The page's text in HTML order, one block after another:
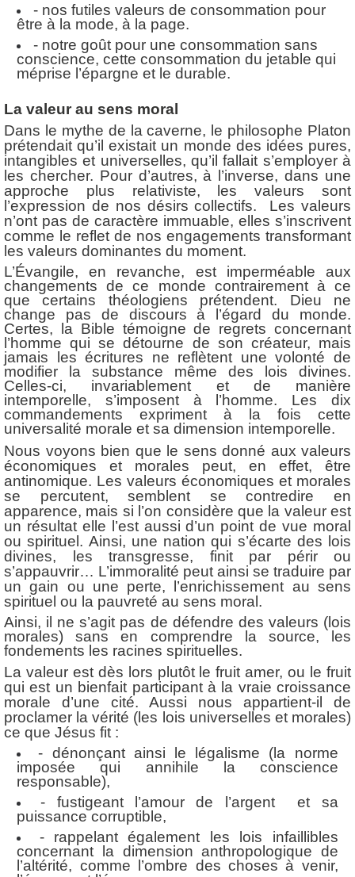
- nos futiles valeurs de consommation pour
être à la mode, à la page.
- notre goût pour une consommation sans
conscience, cette consommation du jetable qui
méprise l’épargne et le durable.
La valeur au sens moral
Dans le mythe de la caverne, le philosophe Platon
prétendait qu’il existait un monde des idées pures,
intangibles et universelles, qu’il fallait s’employer à
les chercher. Pour d’autres, à l’inverse, dans une
approche plus relativiste, les valeurs sont
l’expression de nos désirs collectifs. Les valeurs
n’ont pas de caractère immuable, elles s’inscrivent
comme le reflet de nos engagements transformant
les valeurs dominantes du moment.
L’Évangile, en revanche, est imperméable aux
changements de ce monde contrairement à ce
que certains théologiens prétendent. Dieu ne
change pas de discours à l’égard du monde.
Certes, la Bible témoigne de regrets concernant
l’homme qui se détourne de son créateur, mais
jamais les écritures ne reflètent une volonté de
modifier la substance même des lois divines.
Celles-ci, invariablement et de manière
intemporelle, s’imposent à l’homme. Les dix
commandements expriment à la fois cette
universalité morale et sa dimension intemporelle.
Nous voyons bien que le sens donné aux valeurs
économiques et morales peut, en effet, être
antinomique. Les valeurs économiques et morales
se percutent, semblent se contredire en
apparence, mais si l’on considère que la valeur est
un résultat elle l’est aussi d’un point de vue moral
ou spirituel. Ainsi, une nation qui s’écarte des lois
divines, les transgresse, finit par périr ou
s’appauvrir… L’immoralité peut ainsi se traduire par
un gain ou une perte, l’enrichissement au sens
spirituel ou la pauvreté au sens moral.
Ainsi, il ne s’agit pas de défendre des valeurs (lois
morales) sans en comprendre la source, les
fondements les racines spirituelles.
La valeur est dès lors plutôt le fruit amer, ou le fruit
qui est un bienfait participant à la vraie croissance
morale d’une cité. Aussi nous appartient-il de
proclamer la vérité (les lois universelles et morales)
ce que Jésus fit :
- dénonçant ainsi le légalisme (la norme
imposée qui annihile la conscience
responsable),
- fustigeant l’amour de l’argent et sa
puissance corruptible,
- rappelant également les lois infaillibles
concernant la dimension anthropologique de
l’altérité, comme l’ombre des choses à venir,